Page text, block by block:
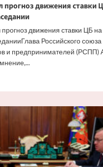
прогноз движения ставки
движения ставки ЦБ на
Российского союза
и предпринимателей (РСПП)